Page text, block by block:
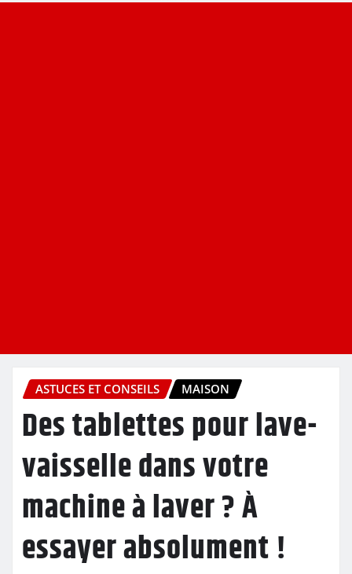
ASTUCES ET CONSEILS MAISON
Des tablettes pour lave-
vaisselle dans votre
machine à laver ? À
essayer absolument !